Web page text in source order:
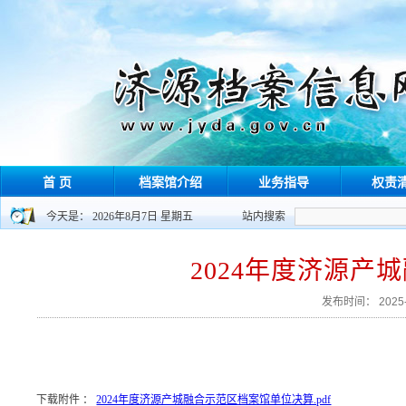
首 页 档案馆介绍 业务指导 权责
今天是： 2026年8月7日 星期五 站内搜索
2024年度济源产
发布时间：
下载附件 ：2024年度济源产城融合示范区档案馆单位决算.pdf